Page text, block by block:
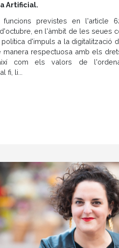
Artificial.
funcions previstes en l'article
en l'àmbit de les seues
d'impuls a la digitalització
manera respectuosa amb els
així com els valors de
fi, li...